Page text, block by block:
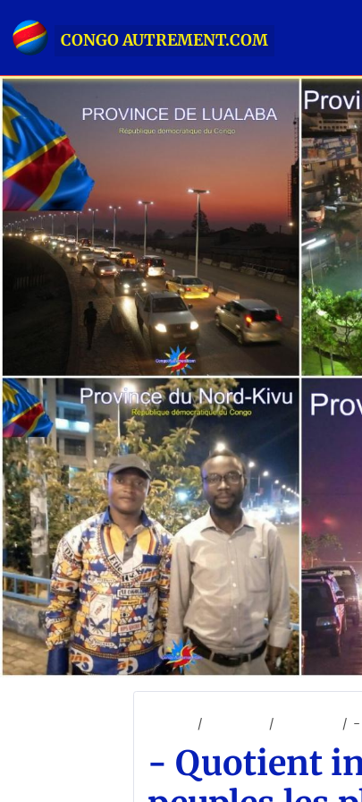
CONGO AUTREMENT.COM
-
- Quotient